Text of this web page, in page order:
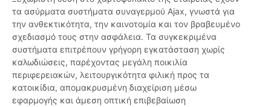
τα ασύρματα συστήματα συναγερμού Ajax, γνωστά για
την ανθεκτικότητα, την καινοτομία και τον βραβευμένο
σχεδιασμό τους στην ασφάλεια. Τα συγκεκριμένα
συστήματα επιτρέπουν γρήγορη εγκατάσταση χωρίς
καλωδιώσεις, παρέχοντας μεγάλη ποικιλία
περιφερειακών, λειτουργικότητα φιλική προς τα
κατοικίδια, απομακρυσμένη διαχείριση μέσω
εφαρμογής και άμεση οπτική επιβεβαίωση